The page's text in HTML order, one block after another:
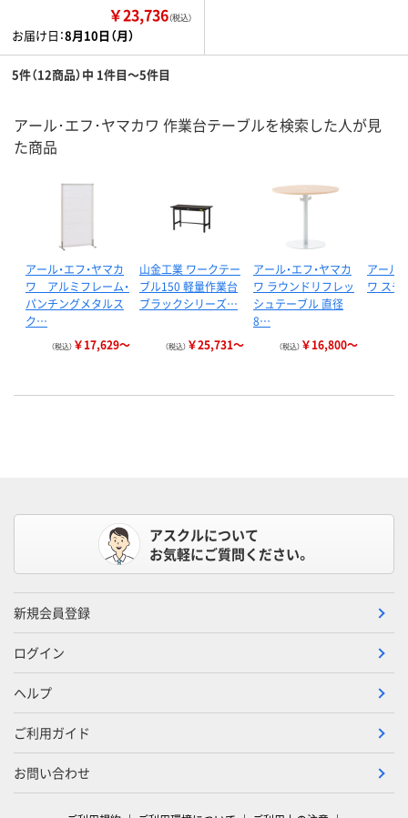
￥23,736（税込）
お届け日：8月10日（月）
5件（12商品）中 1件目～5件目
アール･エフ･ヤマカワ 作業台テーブルを検索した人が見
た商品
アール・エフ・ヤマカ
ワ アルミフレーム・
パンチングメタルス
ク…
（税込） ￥17,629～
山金工業 ワークテー
ブル150 軽量作業台
ブラックシリーズ…
（税込） ￥25,731～
アール・エフ・ヤマカ
ワ ラウンドリフレッ
シュテーブル 直径
8…
（税込） ￥16,800～
アール
ワ スチ
アスクルについて
お気軽にご質問ください。
新規会員登録
ログイン
ヘルプ
ご利用ガイド
お問い合わせ